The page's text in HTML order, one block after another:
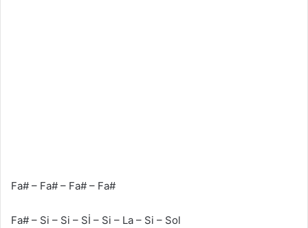
Fa# – Fa# – Fa# – Fa#
Fa# – Si – Si – Sİ – Si – La – Si – Sol